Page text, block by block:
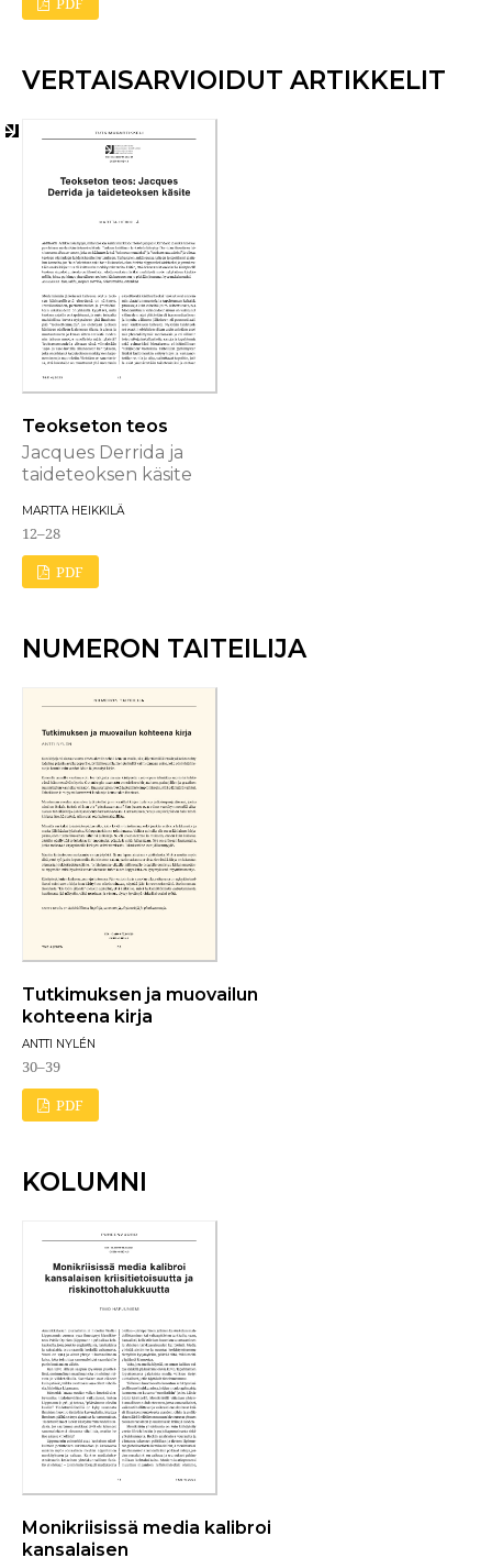
VERTAISARVIOIDUT ARTIKKELIT
Teokseton teos
Jacques Derrida ja
taideteoksen käsite
MARTTA HEIKKILÄ
12–28
PDF
NUMERON TAITEILIJA
Tutkimuksen ja muovailun
kohteena kirja
ANTTI NYLÉN
30–39
PDF
KOLUMNI
Monikriisissä media kalibroi
kansalaisen